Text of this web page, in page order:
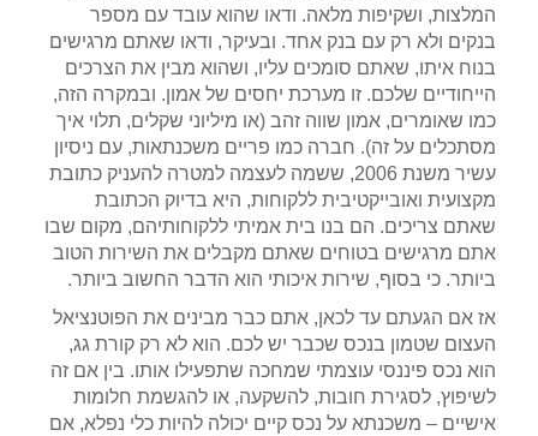
המלצות, ושקיפות מלאה. ודאו שהוא עובד עם מספר
בנקים ולא רק עם בנק אחד. ובעיקר, ודאו שאתם מרגישים
בנוח איתו, שאתם סומכים עליו, ושהוא מבין את הצרכים
הייחודיים שלכם. זו מערכת יחסים של אמון. ובמקרה הזה,
כמו שאומרים, אמון שווה זהב (או מיליוני שקלים, תלוי איך
מסתכלים על זה). חברה כמו פריים משכנתאות, עם ניסיון
עשיר משנת 2006, ששמה לעצמה למטרה להעניק כתובת
מקצועית ואובייקטיבית ללקוחות, היא בדיוק הכתובת
שאתם צריכים. הם בנו בית אמיתי ללקוחותיהם, מקום שבו
אתם מרגישים בטוחים שאתם מקבלים את השירות הטוב
ביותר. כי בסוף, שירות איכותי הוא הדבר החשוב ביותר.
אז אם הגעתם עד לכאן, אתם כבר מבינים את הפוטנציאל
העצום שטמון בנכס שכבר יש לכם. הוא לא רק קורת גג,
הוא נכס פיננסי עוצמתי שמחכה שתפעילו אותו. בין אם זה
לשיפוץ, לסגירת חובות, להשקעה, או להגשמת חלומות
אישיים – משכנתא על נכס קיים יכולה להיות כלי נפלא, אם